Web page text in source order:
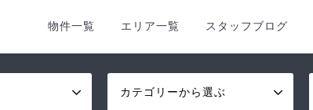
物件一覧 エリア一覧 スタッフブログ
カテゴリーから選ぶ